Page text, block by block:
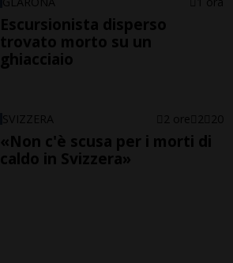
Escursionista disperso
trovato morto su un
ghiacciaio
SVIZZERA 2 ore 2 20
«Non c'è scusa per i morti di
caldo in Svizzera»